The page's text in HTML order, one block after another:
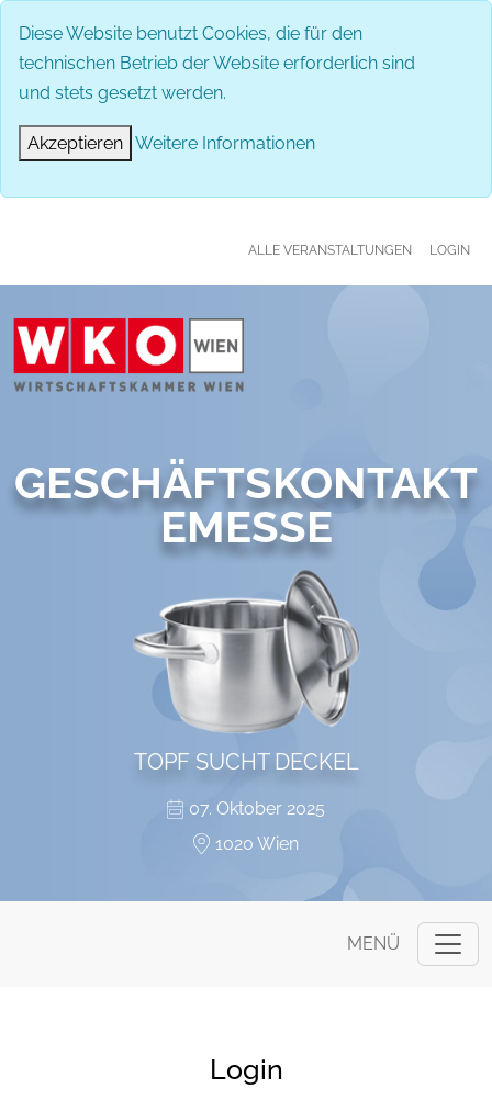
Diese Website benutzt Cookies, die für den
technischen Betrieb der Website erforderlich sind
und stets gesetzt werden.
Akzeptieren Weitere Informationen
ALLE VERANSTALTUNGEN LOGIN
GESCHÄFTSKONTAKT
EMESSE
TOPF SUCHT DECKEL
07. Oktober 2025
1020 Wien
MENÜ
MENÜ
Login